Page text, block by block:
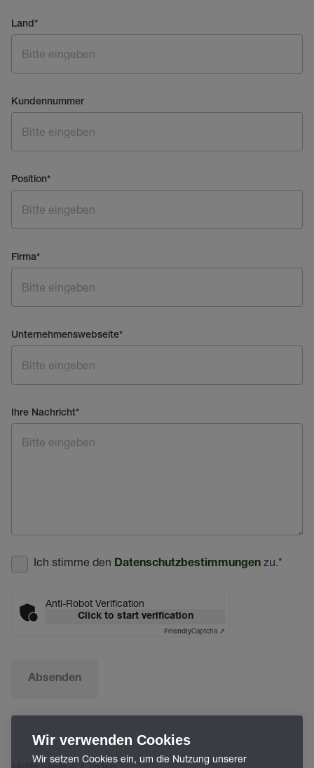
Land*
Kundennummer
Position*
Firma*
Unternehmenswebseite*
Ihre Nachricht*
Ich stimme den Datenschutzbestimmungen zu.*
Anti-Robot Verification
Click to start verification
FriendlyCaptcha ⇗
Absenden
Wir verwenden Cookies
Wir setzen Cookies ein, um die Nutzung unserer